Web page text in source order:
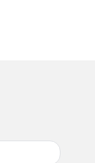
erhalten